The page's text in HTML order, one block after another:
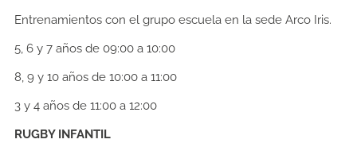
Entrenamientos con el grupo escuela en la sede Arco Iris.
5, 6 y 7 años de 09:00 a 10:00
8, 9 y 10 años de 10:00 a 11:00
3 y 4 años de 11:00 a 12:00
RUGBY INFANTIL